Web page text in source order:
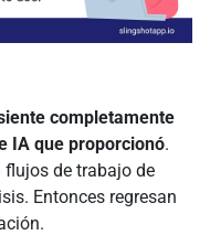
completamente
IA que proporcionó.
flujos de trabajo de
Entonces regresan